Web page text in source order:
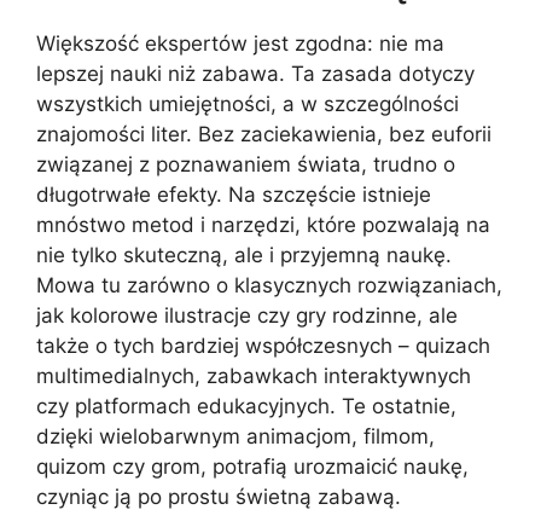
Większość ekspertów jest zgodna: nie ma
lepszej nauki niż zabawa. Ta zasada dotyczy
wszystkich umiejętności, a w szczególności
znajomości liter. Bez zaciekawienia, bez euforii
związanej z poznawaniem świata, trudno o
długotrwałe efekty. Na szczęście istnieje
mnóstwo metod i narzędzi, które pozwalają na
nie tylko skuteczną, ale i przyjemną naukę.
Mowa tu zarówno o klasycznych rozwiązaniach,
jak kolorowe ilustracje czy gry rodzinne, ale
także o tych bardziej współczesnych – quizach
multimedialnych, zabawkach interaktywnych
czy platformach edukacyjnych. Te ostatnie,
dzięki wielobarwnym animacjom, filmom,
quizom czy grom, potrafią urozmaicić naukę,
czyniąc ją po prostu świetną zabawą.